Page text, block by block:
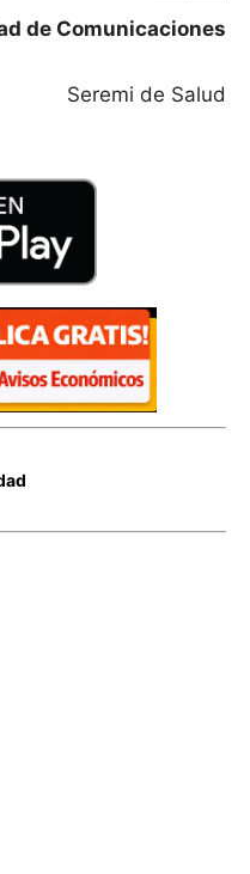
de Comunicaciones
Seremi de Salud